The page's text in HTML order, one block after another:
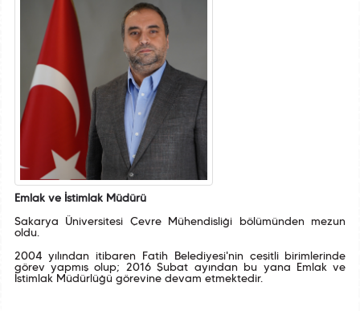
Emlak ve İstimlak Müdürü
Sakarya Üniversitesi Çevre Mühendisliği bölümünden mezun
oldu.
2004 yılından itibaren Fatih Belediyesi'nin çeşitli birimlerinde
görev yapmış olup; 2016 Şubat ayından bu yana Emlak ve
İstimlak Müdürlüğü görevine devam etmektedir.